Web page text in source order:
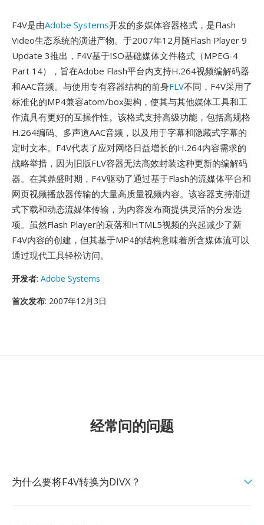
F4V是由Adobe Systems开发的多媒体容器格式，是Flash
Video生态系统的演进产物。于2007年12月随Flash Player 9
Update 3推出，F4V基于ISO基础媒体文件格式（MPEG-4
Part 14），旨在Adobe Flash平台内支持H.264视频编解码器
和AAC音频。与使用专有容器结构的前身FLV不同，F4V采用了
标准化的MP4兼容atom/box架构，使其与其他媒体工具和工
作流具有更好的互操作性。该格式支持高级功能，包括高规格
H.264编码、多声道AAC音频，以及用于字幕和隐藏式字幕的
定时文本。F4V代表了应对网络日益增长的H.264内容需求的
战略举措，因为旧版FLV容器无法高效封装这种更新的编解码
器。在其鼎盛时期，F4V驱动了通过基于Flash的流媒体平台和
网页视频播放器传输的大量高质量视频内容。该容器支持渐进
式下载和动态流媒体传输，为内容发布商提供灵活的分发选
项。虽然Flash Player的衰落和HTML5视频的兴起减少了新
F4V内容的创建，但其基于MP4的结构意味着所含媒体流可以
通过现代工具轻松访问。
开发者: Adobe Systems
首次发布: 2007年12月3日
经常问的问题
为什么要将F4V转换为DIVX？